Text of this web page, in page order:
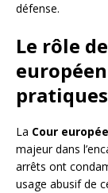
défense.
Le rôle
pratiques
La Cour
majeur dans
arrêts ont
usage abusif de